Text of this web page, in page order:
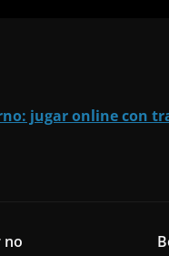
jugar online con
no